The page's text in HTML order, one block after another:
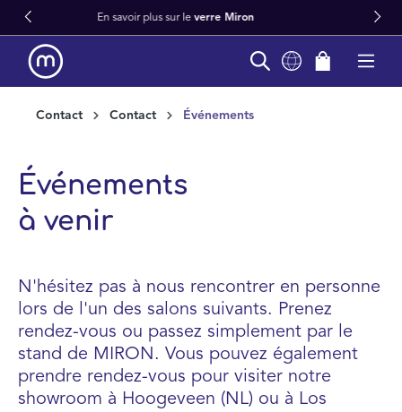
content Livraison rapide dans le monde entier depuis stock
Contact Contact Événements
Événements
à venir
N'hésitez pas à nous rencontrer en personne
lors de l'un des salons suivants. Prenez
rendez-vous ou passez simplement par le
stand de MIRON. Vous pouvez également
prendre rendez-vous pour visiter notre
showroom à Hoogeveen (NL) ou à Los